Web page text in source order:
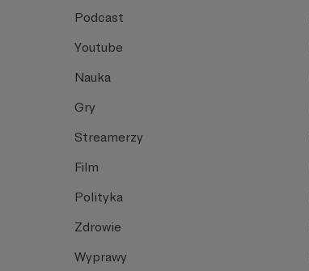
Podcast
Youtube
Nauka
Gry
Streamerzy
Film
Polityka
Zdrowie
Wyprawy